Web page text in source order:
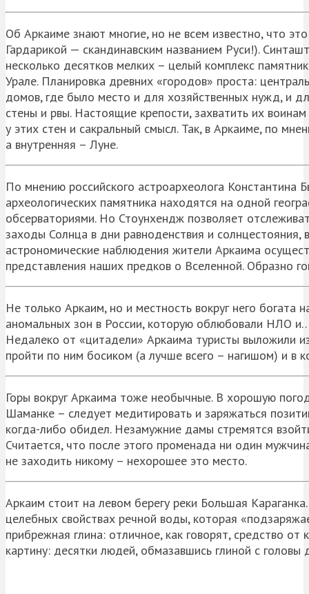
Об Аркаиме знают многие, но не всем известно, что
Гардарикой — скандинавским названием Руси!).
несколько десятков мелких – целый комплекс
Урале. Планировка древних «городов» проста:
домов, где было место и для хозяйственных нужд, и
стены и рвы. Настоящие крепости, захватить их
у этих стен и сакральный смысл. Так, в Аркаиме, по
а внутренняя – Луне.
По мнению российского астроархеолога Константина
археологических памятника находятся на одной
обсерваториями. Но Стоунхендж позволяет
заходы Солнца в дни равноденствия и
астрономические наблюдения жители Аркаима
представления наших предков о Вселенной. Образно
Не только Аркаим, но и местность вокруг него
аномальных зон в России, которую облюбовали НЛО
Недалеко от «цитадели» Аркаима туристы выложили
пройти по ним босиком (а лучше всего – нагишом) и в
Горы вокруг Аркаима тоже необычные. В хорошую
Шаманке – следует медитировать и заряжаться
когда-либо обидел. Незамужние дамы стремятся
Считается, что после этого променада ни один
не заходить никому – нехорошее это место.
Аркаим стоит на левом берегу реки Большая
целебных свойствах речной воды, которая
прибрежная глина: отличное, как говорят, средство
картину: десятки людей, обмазавшись глиной с головы